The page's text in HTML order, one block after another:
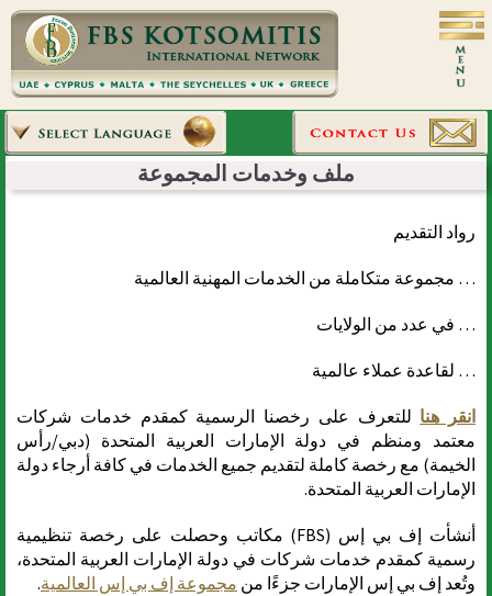
ملف وخدمات المجموعة
رواد التقديم
… مجموعة متكاملة من الخدمات المهنية العالمية
… في عدد من الولايات
… لقاعدة عملاء عالمية
انقر هنا للتعرف على رخصنا الرسمية كمقدم خدمات شركات
معتمد ومنظم في دولة الإمارات العربية المتحدة (دبي/رأس
الخيمة) مع رخصة كاملة لتقديم جميع الخدمات في كافة أرجاء دولة
الإمارات العربية المتحدة.
أنشأت إف بي إس (FBS) مكاتب وحصلت على رخصة تنظيمية
رسمية كمقدم خدمات شركات في دولة الإمارات العربية المتحدة،
وتُعد إف بي إس الإمارات جزءًا من مجموعة إف بي إس العالمية.